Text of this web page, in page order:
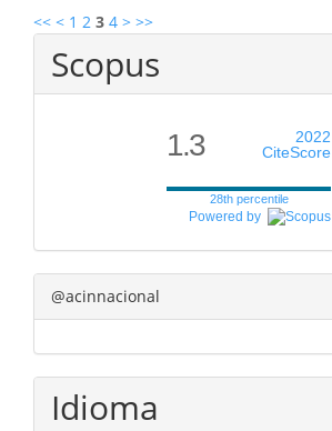
<< < 1 2 3 4 > >>
Scopus
1.3
2022
CiteScore
28th percentile
Powered by
@acinnacional
Idioma